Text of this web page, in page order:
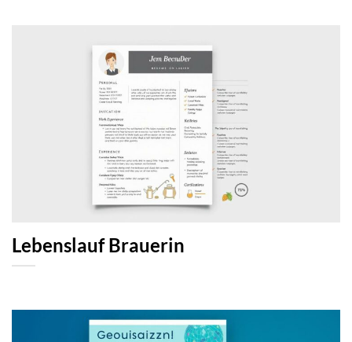
Lebenslauf Brauerin